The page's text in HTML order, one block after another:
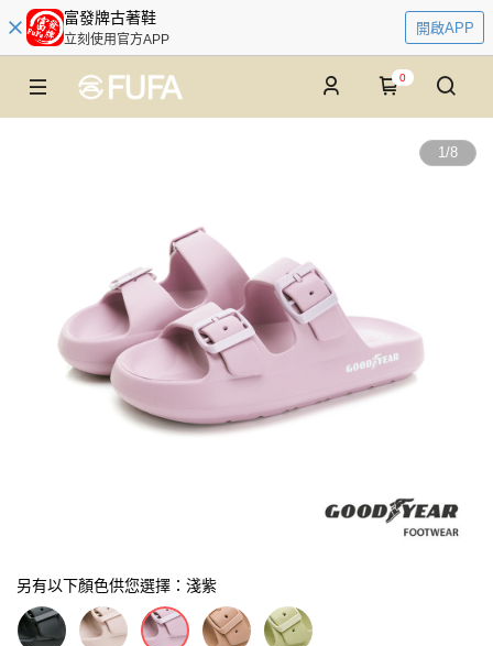
富發牌古著鞋
立刻使用官方APP
開啟APP
0
1/8
另有以下顏色供您選擇：淺紫